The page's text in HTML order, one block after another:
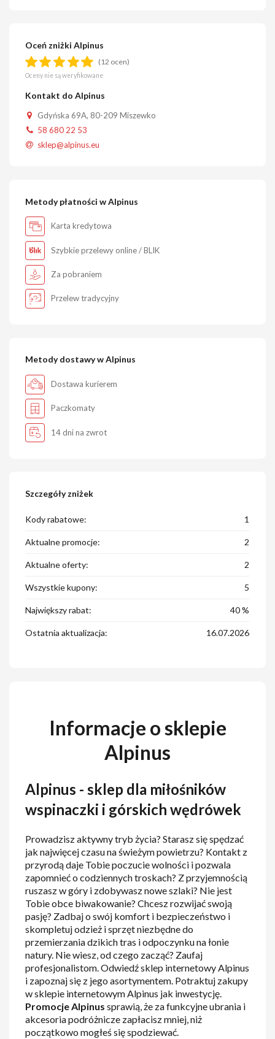
Oceń zniżki Alpinus
(12 ocen)
Oceny nie są weryfikowane
Kontakt do Alpinus
Gdyńska 69A, 80-209 Miszewko
58 680 22 53
sklep@alpinus.eu
Metody płatności w Alpinus
Karta kredytowa
Szybkie przelewy online / BLIK
Za pobraniem
Przelew tradycyjny
Metody dostawy w Alpinus
Dostawa kurierem
Paczkomaty
14 dni na zwrot
Szczegóły zniżek
Kody rabatowe: 1
Aktualne promocje: 2
Aktualne oferty: 2
Wszystkie kupony: 5
Największy rabat: 40 %
Ostatnia aktualizacja: 16.07.2026
Informacje o sklepie
Alpinus
Alpinus - sklep dla miłośników
wspinaczki i górskich wędrówek
Prowadzisz aktywny tryb życia? Starasz się spędzać
jak najwięcej czasu na świeżym powietrzu? Kontakt z
przyrodą daje Tobie poczucie wolności i pozwala
zapomnieć o codziennych troskach? Z przyjemnością
ruszasz w góry i zdobywasz nowe szlaki? Nie jest
Tobie obce biwakowanie? Chcesz rozwijać swoją
pasję? Zadbaj o swój komfort i bezpieczeństwo i
skompletuj odzież i sprzęt niezbędne do
przemierzania dzikich tras i odpoczynku na łonie
natury. Nie wiesz, od czego zacząć? Zaufaj
profesjonalistom. Odwiedź sklep internetowy Alpinus
i zapoznaj się z jego asortymentem. Potraktuj zakupy
w sklepie internetowym Alpinus jak inwestycję.
Promocje Alpinussprawią, że za funkcyjne ubrania i
akcesoria podróżnicze zapłacisz mniej, niż
początkowo mogłeś się spodziewać.